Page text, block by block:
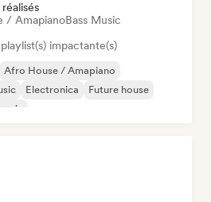
/ AmapianoBass Music
impactante(s)
Afro House / Amapiano
Electronica
Future house